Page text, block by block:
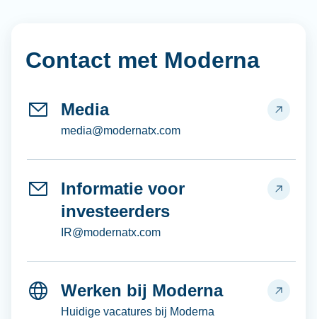
Contact met Moderna
Media
media@modernatx.com
Informatie voor
investeerders
IR@modernatx.com
Werken bij Moderna
Huidige vacatures bij Moderna